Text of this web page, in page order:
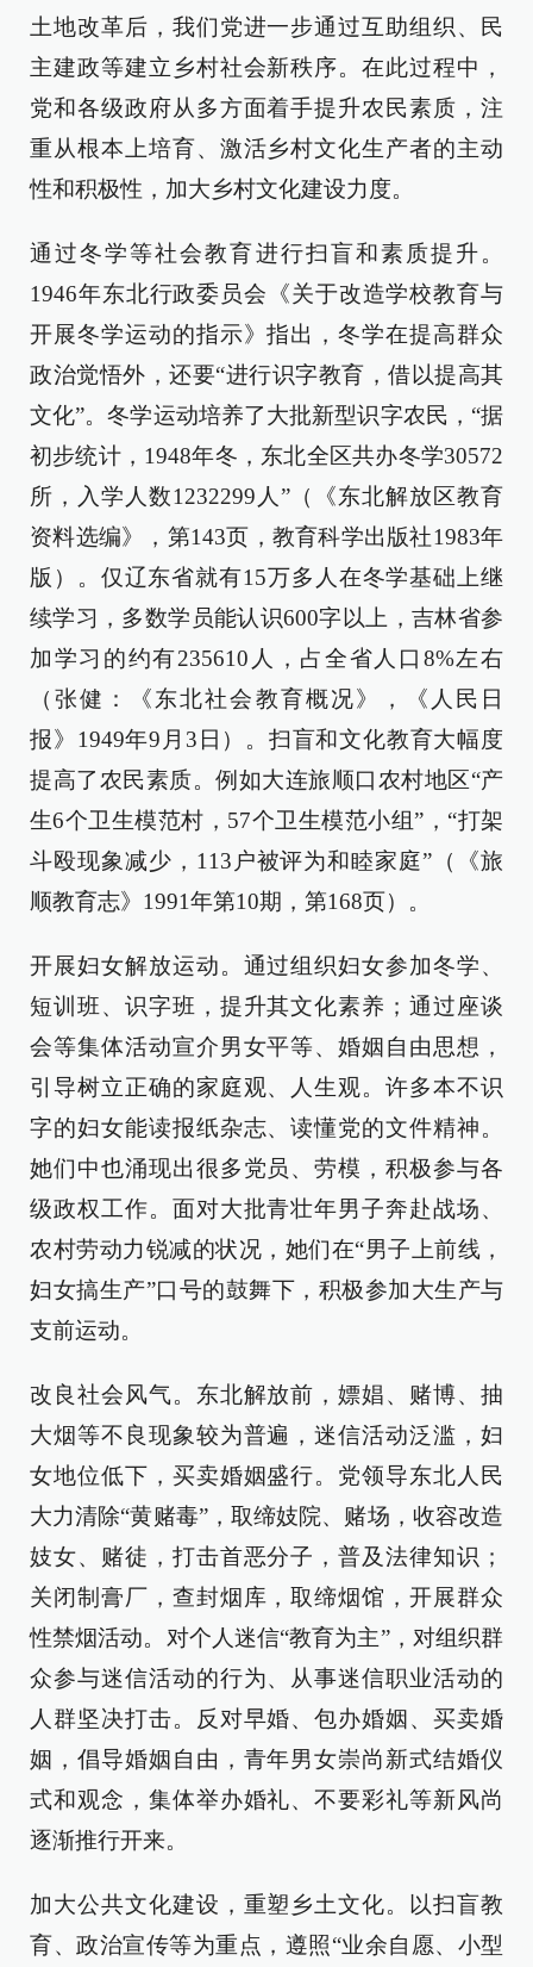
土地改革后，我们党进一步通过互助组织、民
主建政等建立乡村社会新秩序。在此过程中，
党和各级政府从多方面着手提升农民素质，注
重从根本上培育、激活乡村文化生产者的主动
性和积极性，加大乡村文化建设力度。
通过冬学等社会教育进行扫盲和素质提升。
1946年东北行政委员会《关于改造学校教育与
开展冬学运动的指示》指出，冬学在提高群众
政治觉悟外，还要“进行识字教育，借以提高其
文化”。冬学运动培养了大批新型识字农民，“据
初步统计，1948年冬，东北全区共办冬学30572
所，入学人数1232299人”（《东北解放区教育
资料选编》，第143页，教育科学出版社1983年
版）。仅辽东省就有15万多人在冬学基础上继
续学习，多数学员能认识600字以上，吉林省参
加学习的约有235610人，占全省人口8%左右
（张健：《东北社会教育概况》，《人民日
报》1949年9月3日）。扫盲和文化教育大幅度
提高了农民素质。例如大连旅顺口农村地区“产
生6个卫生模范村，57个卫生模范小组”，“打架
斗殴现象减少，113户被评为和睦家庭”（《旅
顺教育志》1991年第10期，第168页）。
开展妇女解放运动。通过组织妇女参加冬学、
短训班、识字班，提升其文化素养；通过座谈
会等集体活动宣介男女平等、婚姻自由思想，
引导树立正确的家庭观、人生观。许多本不识
字的妇女能读报纸杂志、读懂党的文件精神。
她们中也涌现出很多党员、劳模，积极参与各
级政权工作。面对大批青壮年男子奔赴战场、
农村劳动力锐减的状况，她们在“男子上前线，
妇女搞生产”口号的鼓舞下，积极参加大生产与
支前运动。
改良社会风气。东北解放前，嫖娼、赌博、抽
大烟等不良现象较为普遍，迷信活动泛滥，妇
女地位低下，买卖婚姻盛行。党领导东北人民
大力清除“黄赌毒”，取缔妓院、赌场，收容改造
妓女、赌徒，打击首恶分子，普及法律知识；
关闭制膏厂，查封烟库，取缔烟馆，开展群众
性禁烟活动。对个人迷信“教育为主”，对组织群
众参与迷信活动的行为、从事迷信职业活动的
人群坚决打击。反对早婚、包办婚姻、买卖婚
姻，倡导婚姻自由，青年男女崇尚新式结婚仪
式和观念，集体举办婚礼、不要彩礼等新风尚
逐渐推行开来。
加大公共文化建设，重塑乡土文化。以扫盲教
育、政治宣传等为重点，遵照“业余自愿、小型